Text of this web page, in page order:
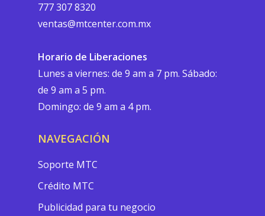
777 307 8320
ventas@mtcenter.com.mx
Horario de Liberaciones
Lunes a viernes: de 9 am a 7 pm. Sábado:
de 9 am a 5 pm.
Domingo: de 9 am a 4 pm.
NAVEGACIÓN
Soporte MTC
Crédito MTC
Publicidad para tu negocio